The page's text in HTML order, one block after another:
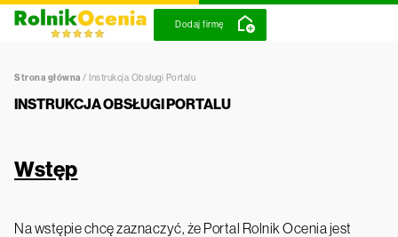
Dodaj firmę
Strona główna / Instrukcja Obsługi Portalu
INSTRUKCJA OBSŁUGI PORTALU
Wstęp
Na wstępie chcę zaznaczyć, że Portal Rolnik Ocenia jest